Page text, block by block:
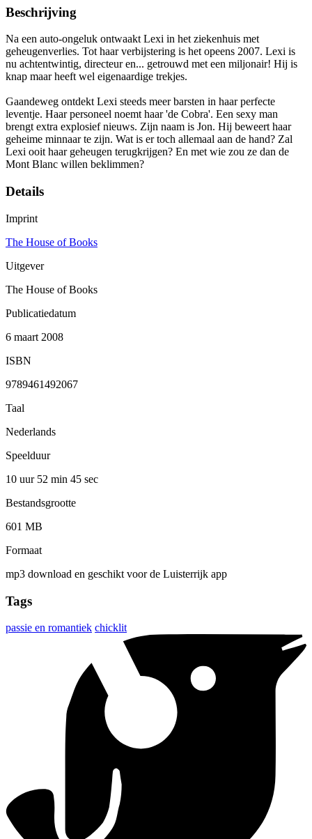
Beschrijving
Na een auto-ongeluk ontwaakt Lexi in het ziekenhuis met
geheugenverlies. Tot haar verbijstering is het opeens 2007. Lexi is
nu achtentwintig, directeur en... getrouwd met een miljonair! Hij is
knap maar heeft wel eigenaardige trekjes.
Gaandeweg ontdekt Lexi steeds meer barsten in haar perfecte
leventje. Haar personeel noemt haar 'de Cobra'. Een sexy man
brengt extra explosief nieuws. Zijn naam is Jon. Hij beweert haar
geheime minnaar te zijn. Wat is er toch allemaal aan de hand? Zal
Lexi ooit haar geheugen terugkrijgen? En met wie zou ze dan de
Mont Blanc willen beklimmen?
Details
Imprint
The House of Books
Uitgever
The House of Books
Publicatiedatum
6 maart 2008
ISBN
9789461492067
Taal
Nederlands
Speelduur
10 uur 52 min 45 sec
Bestandsgrootte
601 MB
Formaat
mp3 download en geschikt voor de Luisterrijk app
Tags
passie en romantiek chicklit